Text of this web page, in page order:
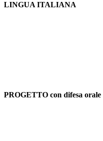
LINGUA ITALIANA
PROGETTO con difesa orale